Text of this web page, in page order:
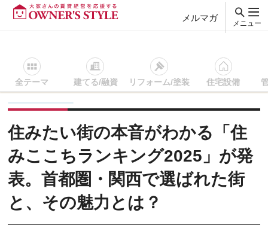
メルマガ
メニュー
全テーマ 建てる/融資 リフォーム/塗装 住宅設備
賃貸経営ＴＯＰ その他 記事を読む 住みたい街の本音がわ
住みたい街の本音がわかる「住
みここちランキング2025」が発
表。首都圏・関西で選ばれた街
と、その魅力とは？